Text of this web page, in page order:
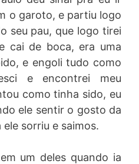
o garoto, e partiu logo
seu pau, que logo tirei
cai de boca, era uma
e engoli tudo como
e encontrei meu
como tinha sido, eu
ele sentir o gosto da
sorriu e saimos.
um deles quando ia